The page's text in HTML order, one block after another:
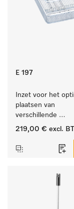
E 197
Inzet voor het
plaatsen van
verschillende
instrumenten.
219,00 € excl.